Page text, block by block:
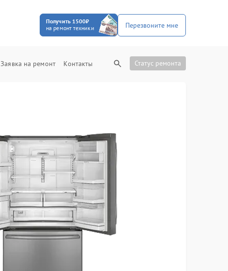
Получить 1500₽
на ремонт техники
Перезвоните мне
Заявка на ремонт Контакты Статус ремонта